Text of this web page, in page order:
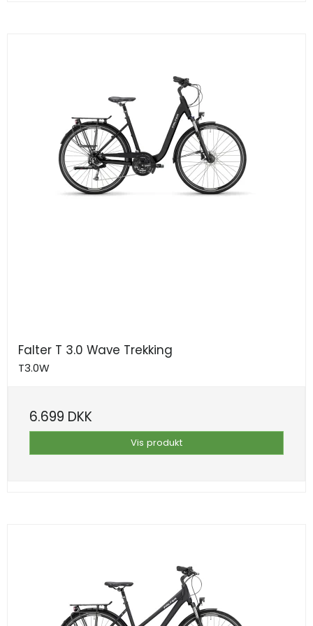
Falter T 3.0 Wave Trekking
T3.0W
6.699 DKK
Vis produkt